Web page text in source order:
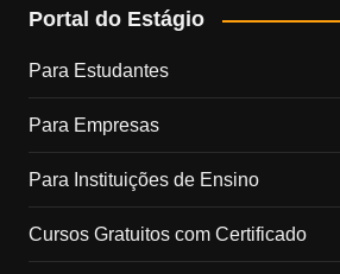
c
e
b
o
o
k
a
gr
a
m
T
o
k
k
dI
u
u
C
h
Portal do Estágio
Para Estudantes
Para Empresas
Para Instituições de Ensino
Cursos Gratuitos com Certificado